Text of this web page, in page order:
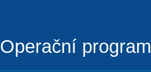
Operační program